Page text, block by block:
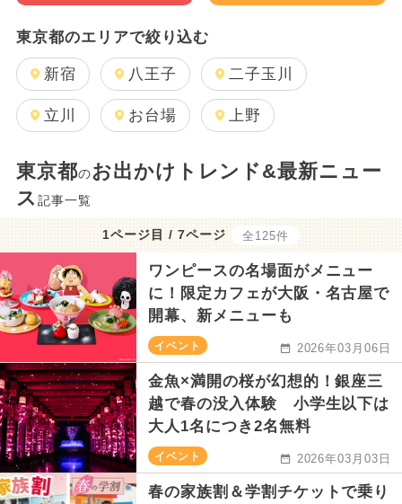
東京都のエリアで絞り込む
新宿 八王子 二子玉川
立川 お台場 上野
東京都のお出かけトレンド&最新ニュー
ス 記事一覧
1ページ目 / 7ページ 全125件
ワンピースの名場面がメニュー
に！限定カフェが大阪・名古屋で
開幕、新メニューも
イベント 2026年03月06日
金魚×満開の桜が幻想的！銀座三
越で春の没入体験 小学生以下は
大人1名につき2名無料
イベント 2026年03月03日
春の家族割＆学割チケットで乗り